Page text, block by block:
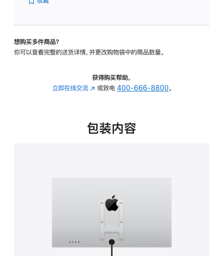
转
的
想购买多件商品？
你可以查看完整的送货详情，并更改购物袋中的商品数量。
获得购买帮助，
立即在线交流 (在
中
或致电 400-666-8800。
包装内容